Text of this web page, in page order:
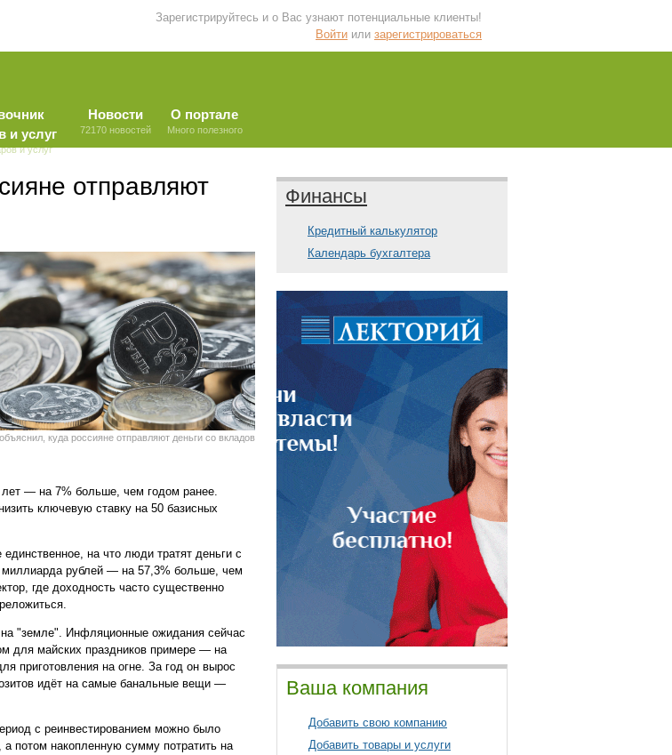
Зарегистрируйтесь и о Вас узнают потенциальные клиенты!
Войти или зарегистрироваться
и услуг
и услуг
Новости
72170 новостей
О портале
Много полезного
отправляют
куда россияне отправляют деньги со вкладов
лет — на 7% больше, чем годом ранее.
ключевую ставку на 50 базисных
на что люди тратят деньги с
миллиарда рублей — на 57,3% больше, чем
где доходность часто существенно
"земле". Инфляционные ожидания сейчас
для майских праздников примере — на
приготовления на огне. За год он вырос
идёт на самые банальные вещи —
с реинвестированием можно было
потом накопленную сумму потратить на
Финансы
Кредитный калькулятор
Календарь бухгалтера
Ваша компания
Добавить свою компанию
Добавить товары и услуги